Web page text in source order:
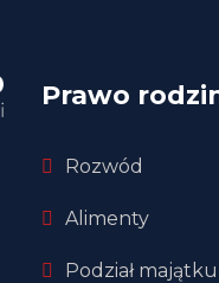
Prawo
Rozwód
Alimenty
Podział majątku